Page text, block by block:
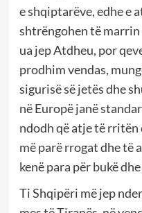
e shqiptarëve, edhe e
shtrëngohen të
ua jep Atdheu, por
prodhim vendas,
sigurisë së jetës dhe
në Europë janë
ndodh që atje të
më parë rrogat dhe të
kenë para për bukë
Ti Shqipëri më jep